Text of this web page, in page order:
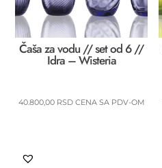
Čaša za vodu // set od 6 //
Idra – Wisteria
40.800,00 RSD CENA SA PDV-OM